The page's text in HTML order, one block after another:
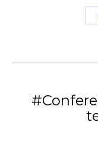
entre